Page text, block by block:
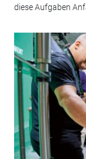
diese Aufgaben